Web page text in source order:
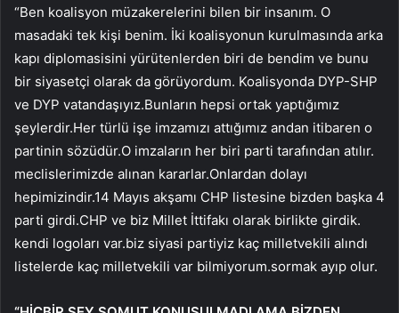
“Ben koalisyon müzakerelerini bilen bir insanım. O
masadaki tek kişi benim. İki koalisyonun kurulmasında arka
kapı diplomasisini yürütenlerden biri de bendim ve bunu
bir siyasetçi olarak da görüyordum. Koalisyonda DYP-SHP
ve DYP vatandaşıyız.Bunların hepsi ortak yaptığımız
şeylerdir.Her türlü işe imzamızı attığımız andan itibaren o
partinin sözüdür.O imzaların her biri parti tarafından atılır.
meclislerimizde alınan kararlar.Onlardan dolayı
hepimizindir.14 Mayıs akşamı CHP listesine bizden başka 4
parti girdi.CHP ve biz Millet İttifakı olarak birlikte girdik.
kendi logoları var.biz siyasi partiyiz kaç milletvekili alındı ​​
listelerde kaç milletvekili var bilmiyorum.sormak ayıp olur.